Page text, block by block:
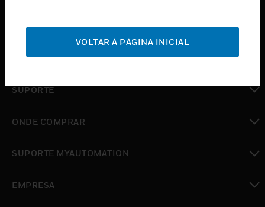
SERVIÇOS
INDUSTRIAS
SUPORTE
ONDE COMPRAR
SUPORTE MYAUTOMATION
EMPRESA
VOLTAR À PÁGINA INICIAL